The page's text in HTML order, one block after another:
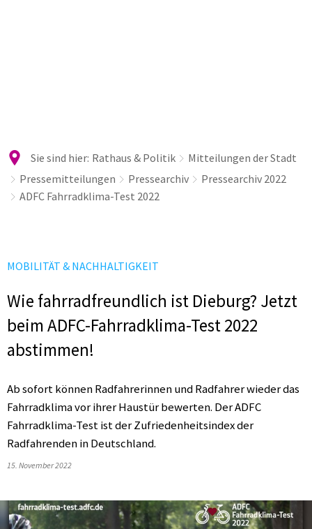
Sie sind hier: Rathaus & Politik
Mitteilungen der Stadt
Pressemitteilungen
Pressearchiv
Pressearchiv 2022
ADFC Fahrradklima-Test 2022
MOBILITÄT & NACHHALTIGKEIT
Wie fahrradfreundlich ist Dieburg? Jetzt
beim ADFC-Fahrradklima-Test 2022
abstimmen!
Ab sofort können Radfahrerinnen und Radfahrer wieder das
Fahrradklima vor ihrer Haustür bewerten. Der ADFC
Fahrradklima-Test ist der Zufriedenheitsindex der
Radfahrenden in Deutschland.
15. November 2022